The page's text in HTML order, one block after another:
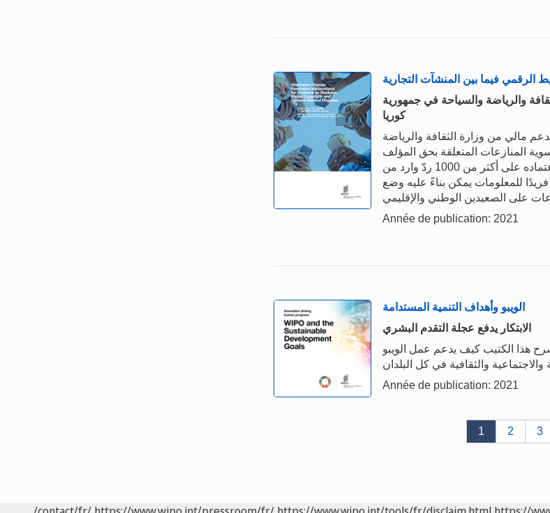
الرقمي فيما بين المنشآت التجارية
والرياضة والسياحة في جمهورية
كوريا
مالي من وزارة الثقافة والرياضة
المنازعات المتعلقة بحق المؤلف
والمحتوى في المحيط الرقمي فيما بين المنشآت التجارية. وبالنظر إلى اعتماده على أكثر من 1000 ردّ وارد من
يُعد التقرير مصدرًا فريدًا للمعلومات يمكن بناءً عليه وضع
Année de publication: 2021
الويبو وأهداف التنمية المستدامة
الابتكار يدفع عجلة التقدم البشري
هذا الكتيب كيف يدعم عمل الويبو
Année de publication: 2021
1 2 3